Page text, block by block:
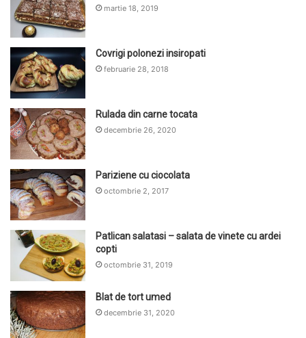
martie 18, 2019
Covrigi polonezi insiropati
februarie 28, 2018
Rulada din carne tocata
decembrie 26, 2020
Pariziene cu ciocolata
octombrie 2, 2017
Patlican salatasi – salata de vinete cu ardei
copti
octombrie 31, 2019
Blat de tort umed
decembrie 31, 2020